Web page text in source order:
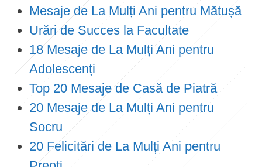
Mesaje de La Mulți Ani pentru Mătușă
Urări de Succes la Facultate
18 Mesaje de La Mulți Ani pentru
Adolescenți
Top 20 Mesaje de Casă de Piatră
20 Mesaje de La Mulți Ani pentru
Socru
20 Felicitări de La Mulți Ani pentru